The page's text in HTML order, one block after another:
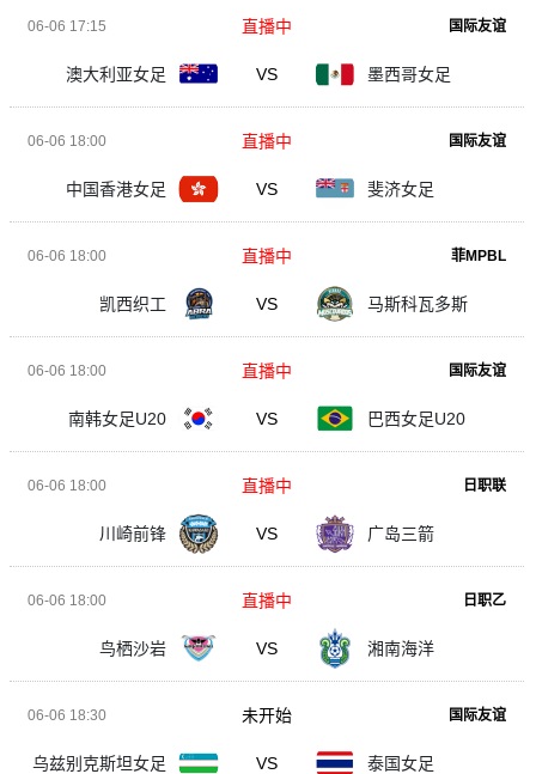
06-06 17:15 国际友谊
澳大利亚女足 VS 墨西哥女足
直播中
06-06 18:00 国际友谊
中国香港女足 VS 斐济女足
直播中
06-06 18:00 菲MPBL
凯西织工 VS 马斯科瓦多斯
直播中
06-06 18:00 国际友谊
南韩女足U20 VS 巴西女足U20
直播中
06-06 18:00 日职联
川崎前锋 VS 广岛三箭
直播中
06-06 18:00 日职乙
鸟栖沙岩 VS 湘南海洋
直播中
06-06 18:30 国际友谊
乌兹别克斯坦女足 VS 泰国女足
未开始